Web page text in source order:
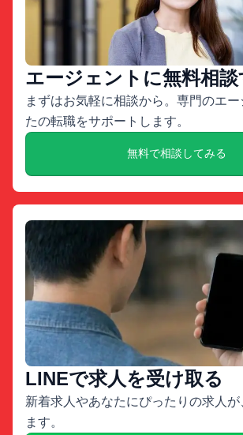
エージェントに無料相談
まずはお気軽に相談から。専門のエ
たの転職をサポートします。
無料で相談してみる
LINEで求人を受け取る
新着求人やあなたにぴったりの求人が
ます。